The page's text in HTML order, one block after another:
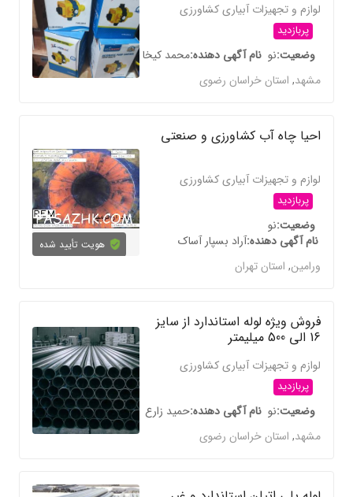
لوازم و تجهیزات آبیاری کشاورزی
پربازدید
وضعیتنو نام آگهی دهندهمحمد کیخا
مشهد,استان خراسان رضوی
احیا چاه آب کشاورزی و صنعتی
لوازم و تجهیزات آبیاری کشاورزی
پربازدید
وضعیتنو
نام آگهی دهندهآراد بسپار آساک
ورامین,استان تهران
هویت تأیید شده
فروش ویژه لوله استاندارد از سایز
16 الی 500 میلیمتر
لوازم و تجهیزات آبیاری کشاورزی
پربازدید
وضعیتنو نام آگهی دهندهحمید زارع
مشهد,استان خراسان رضوی